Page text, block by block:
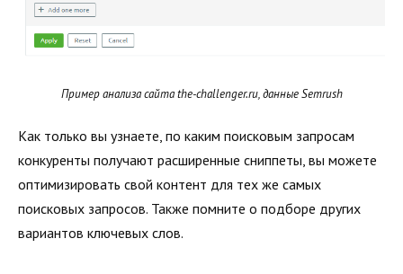
Пример анализа сайта the-challenger.ru, данные Semrush
Как только вы узнаете, по каким поисковым запросам
конкуренты получают расширенные сниппеты, вы можете
оптимизировать свой контент для тех же самых
поисковых запросов. Также помните о подборе других
вариантов ключевых слов.